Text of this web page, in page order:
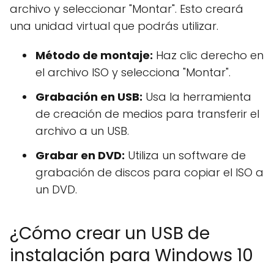
archivo y seleccionar "Montar". Esto creará
una unidad virtual que podrás utilizar.
Método de montaje: Haz clic derecho en
el archivo ISO y selecciona "Montar".
Grabación en USB: Usa la herramienta
de creación de medios para transferir el
archivo a un USB.
Grabar en DVD: Utiliza un software de
grabación de discos para copiar el ISO a
un DVD.
¿Cómo crear un USB de
instalación para Windows 10